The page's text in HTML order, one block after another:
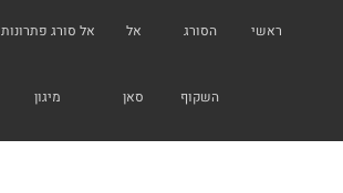
ראשי הסורג
השקוף
אל
סאן
אל סורג פתרונות
מיגון